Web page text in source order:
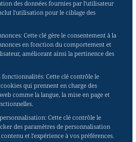
des données fournies par l'utilisateur
l'utilisation pour le ciblage des
: Cette clé gère le consentement à la
en fonction du comportement et
améliorant ainsi la pertinence des
fonctionnalités: Cette clé contrôle le
qui prennent en charge des
comme la langue, la mise en page et
: Cette clé contrôle le
des paramètres de personnalisation
et l'expérience à vos préférences.